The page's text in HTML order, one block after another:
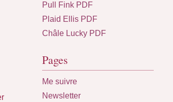
Pull Fink PDF
Plaid Ellis PDF
Châle Lucky PDF
Pages
Me suivre
Newsletter